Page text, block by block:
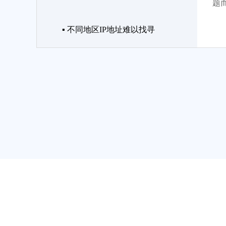
▪ 不同地区IP地址难以找寻
题